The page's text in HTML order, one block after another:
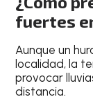
fuertes
Aunque un
localidad, la
provocar
distancia.